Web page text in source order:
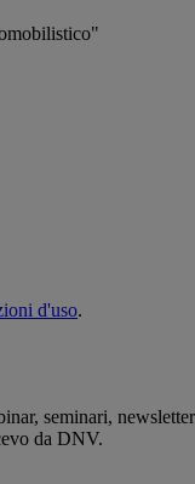
d'uso.
seminari,
da DNV.